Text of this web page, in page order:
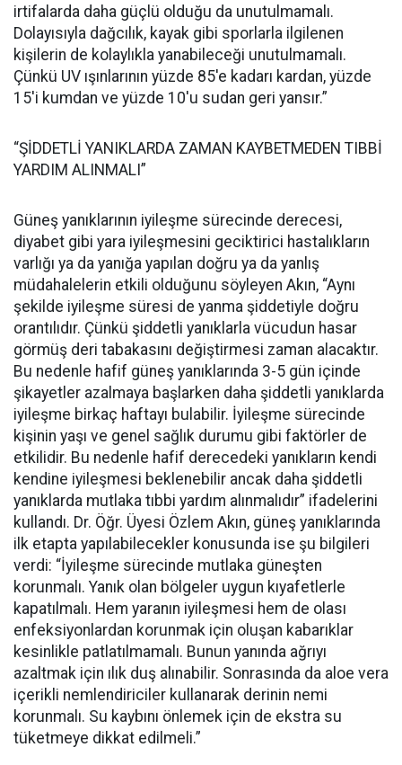
irtifalarda daha güçlü olduğu da unutulmamalı.
Dolayısıyla dağcılık, kayak gibi sporlarla ilgilenen
kişilerin de kolaylıkla yanabileceği unutulmamalı.
Çünkü UV ışınlarının yüzde 85'e kadarı kardan, yüzde
15'i kumdan ve yüzde 10'u sudan geri yansır.”
“ŞİDDETLİ YANIKLARDA ZAMAN KAYBETMEDEN TIBBİ
YARDIM ALINMALI”
Güneş yanıklarının iyileşme sürecinde derecesi,
diyabet gibi yara iyileşmesini geciktirici hastalıkların
varlığı ya da yanığa yapılan doğru ya da yanlış
müdahalelerin etkili olduğunu söyleyen Akın, “Aynı
şekilde iyileşme süresi de yanma şiddetiyle doğru
orantılıdır. Çünkü şiddetli yanıklarla vücudun hasar
görmüş deri tabakasını değiştirmesi zaman alacaktır.
Bu nedenle hafif güneş yanıklarında 3-5 gün içinde
şikayetler azalmaya başlarken daha şiddetli yanıklarda
iyileşme birkaç haftayı bulabilir. İyileşme sürecinde
kişinin yaşı ve genel sağlık durumu gibi faktörler de
etkilidir. Bu nedenle hafif derecedeki yanıkların kendi
kendine iyileşmesi beklenebilir ancak daha şiddetli
yanıklarda mutlaka tıbbi yardım alınmalıdır” ifadelerini
kullandı. Dr. Öğr. Üyesi Özlem Akın, güneş yanıklarında
ilk etapta yapılabilecekler konusunda ise şu bilgileri
verdi: “İyileşme sürecinde mutlaka güneşten
korunmalı. Yanık olan bölgeler uygun kıyafetlerle
kapatılmalı. Hem yaranın iyileşmesi hem de olası
enfeksiyonlardan korunmak için oluşan kabarıklar
kesinlikle patlatılmamalı. Bunun yanında ağrıyı
azaltmak için ılık duş alınabilir. Sonrasında da aloe vera
içerikli nemlendiriciler kullanarak derinin nemi
korunmalı. Su kaybını önlemek için de ekstra su
tüketmeye dikkat edilmeli.”